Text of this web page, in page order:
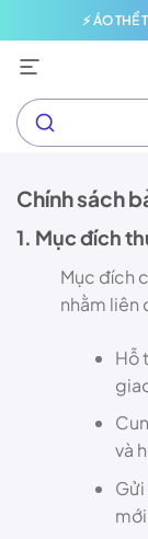
⚡ ÁO THỂ
Chính sách
1. Mục đích
Mục đích
nhằm liên
Hỗ
và